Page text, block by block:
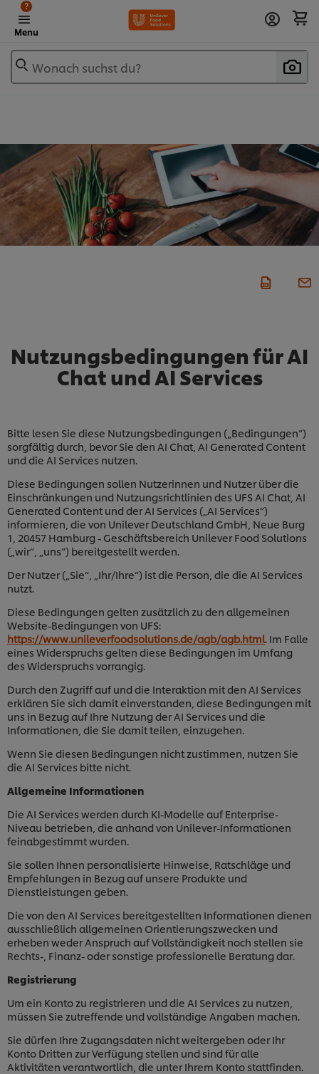
Menu
?
Wonach suchst du?
Nutzungsbedingungen für AI
Chat und AI Services
Bitte lesen Sie diese Nutzungsbedingungen („Bedingungen“)
sorgfältig durch, bevor Sie den AI Chat, AI Generated Content
und die AI Services nutzen.
Diese Bedingungen sollen Nutzerinnen und Nutzer über die
Einschränkungen und Nutzungsrichtlinien des UFS AI Chat, AI
Generated Content und der AI Services („AI Services“)
informieren, die von Unilever Deutschland GmbH, Neue Burg
1, 20457 Hamburg - Geschäftsbereich Unilever Food Solutions
(„wir“, „uns“) bereitgestellt werden.
Der Nutzer („Sie“, „Ihr/Ihre“) ist die Person, die die AI Services
nutzt.
Diese Bedingungen gelten zusätzlich zu den allgemeinen
Website-Bedingungen von UFS:
https://www.unileverfoodsolutions.de/agb/agb.html . Im Falle
eines Widerspruchs gelten diese Bedingungen im Umfang
des Widerspruchs vorrangig.
Durch den Zugriff auf und die Interaktion mit den AI Services
erklären Sie sich damit einverstanden, diese Bedingungen mit
uns in Bezug auf Ihre Nutzung der AI Services und die
Informationen, die Sie damit teilen, einzugehen.
Wenn Sie diesen Bedingungen nicht zustimmen, nutzen Sie
die AI Services bitte nicht.
Allgemeine Informationen
Die AI Services werden durch KI-Modelle auf Enterprise-
Niveau betrieben, die anhand von Unilever-Informationen
feinabgestimmt wurden.
Sie sollen Ihnen personalisierte Hinweise, Ratschläge und
Empfehlungen in Bezug auf unsere Produkte und
Dienstleistungen geben.
Die von den AI Services bereitgestellten Informationen dienen
ausschließlich allgemeinen Orientierungszwecken und
erheben weder Anspruch auf Vollständigkeit noch stellen sie
Rechts-, Finanz- oder sonstige professionelle Beratung dar.
Registrierung
Um ein Konto zu registrieren und die AI Services zu nutzen,
müssen Sie zutreffende und vollständige Angaben machen.
Sie dürfen Ihre Zugangsdaten nicht weitergeben oder Ihr
Konto Dritten zur Verfügung stellen und sind für alle
Aktivitäten verantwortlich, die unter Ihrem Konto stattfinden.